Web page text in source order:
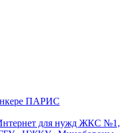
ПАРИС
Интернет для нужд ЖКС №1,